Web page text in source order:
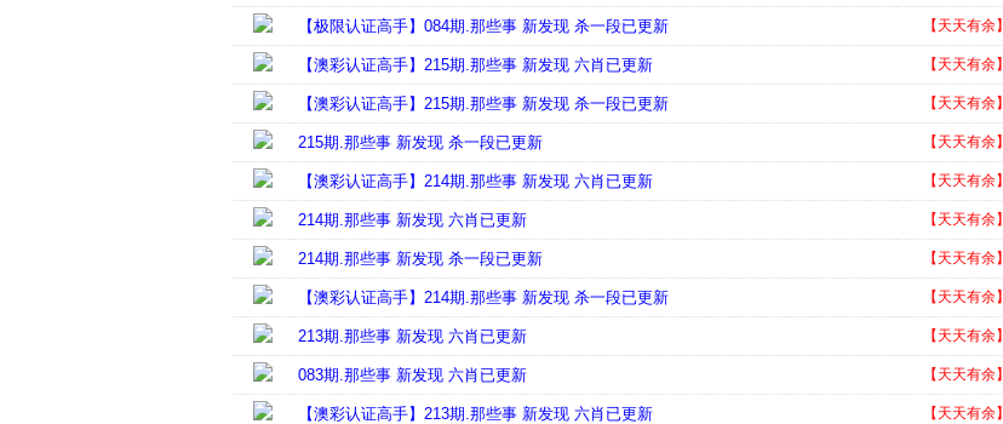
【极限认证高手】084期.那些事 新发现 杀一段已更新 【天天有余】
【澳彩认证高手】215期.那些事 新发现 六肖已更新 【天天有余】
【澳彩认证高手】215期.那些事 新发现 杀一段已更新 【天天有余】
215期.那些事 新发现 杀一段已更新 【天天有余】
【澳彩认证高手】214期.那些事 新发现 六肖已更新 【天天有余】
214期.那些事 新发现 六肖已更新 【天天有余】
214期.那些事 新发现 杀一段已更新 【天天有余】
【澳彩认证高手】214期.那些事 新发现 杀一段已更新 【天天有余】
213期.那些事 新发现 六肖已更新 【天天有余】
083期.那些事 新发现 六肖已更新 【天天有余】
【澳彩认证高手】213期.那些事 新发现 六肖已更新 【天天有余】